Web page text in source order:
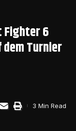
Fighter 6
Turnier
3 Min Read